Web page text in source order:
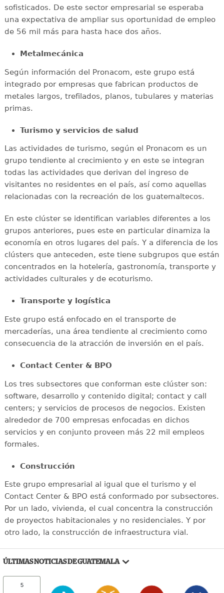
sofisticados. De este sector empresarial se esperaba
una expectativa de ampliar sus oportunidad de empleo
de 56 mil más para hasta hace dos años.
Metalmecánica
Según información del Pronacom, este grupo está
integrado por empresas que fabrican productos de
metales largos, trefilados, planos, tubulares y materias
primas.
Turismo y servicios de salud
Las actividades de turismo, según el Pronacom es un
grupo tendiente al crecimiento y en este se integran
todas las actividades que derivan del ingreso de
visitantes no residentes en el país, así como aquellas
relacionadas con la recreación de los guatemaltecos.
En este clúster se identifican variables diferentes a los
grupos anteriores, pues este en particular dinamiza la
economía en otros lugares del país. Y a diferencia de los
clústers que anteceden, este tiene subgrupos que están
concentrados en la hotelería, gastronomía, transporte y
actividades culturales y de ecoturismo.
Transporte y logística
Este grupo está enfocado en el transporte de
mercaderías, una área tendiente al crecimiento como
consecuencia de la atracción de inversión en el país.
Contact Center & BPO
Los tres subsectores que conforman este clúster son:
software, desarrollo y contenido digital; contact y call
centers; y servicios de procesos de negocios. Existen
alrededor de 700 empresas enfocadas en dichos
servicios y en conjunto proveen más 22 mil empleos
formales.
Construcción
Este grupo empresarial al igual que el turismo y el
Contact Center & BPO está conformado por subsectores.
Por un lado, vivienda, el cual concentra la construcción
de proyectos habitacionales y no residenciales. Y por
otro lado, la construcción de infraestructura vial.
ÚLTIMAS NOTICIAS DE GUATEMALA
5